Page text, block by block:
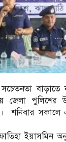
বাড়াতে
জেলা পুলিশের
শনিবার সকালে
ইয়াসমিন